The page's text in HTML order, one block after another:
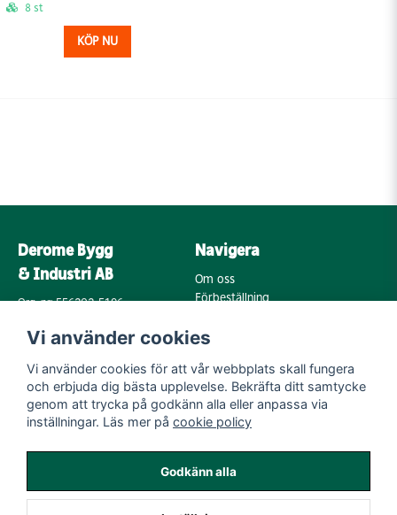
8 st
KÖP NU
Derome Bygg
& Industri AB
Org. nr: 556202-5196
43248 Varberg
Kontakta oss
Mail:
byggoutlet@support.derome.se
Navigera
Om oss
Förbeställning
Köpvillkor
Integritetspolicy
Cookies
Instagram
Vi använder cookies
Vi använder cookies för att vår webbplats skall fungera
och erbjuda dig bästa upplevelse. Bekräfta ditt samtycke
genom att trycka på godkänn alla eller anpassa via
inställningar. Läs mer på cookie policy
Godkänn alla